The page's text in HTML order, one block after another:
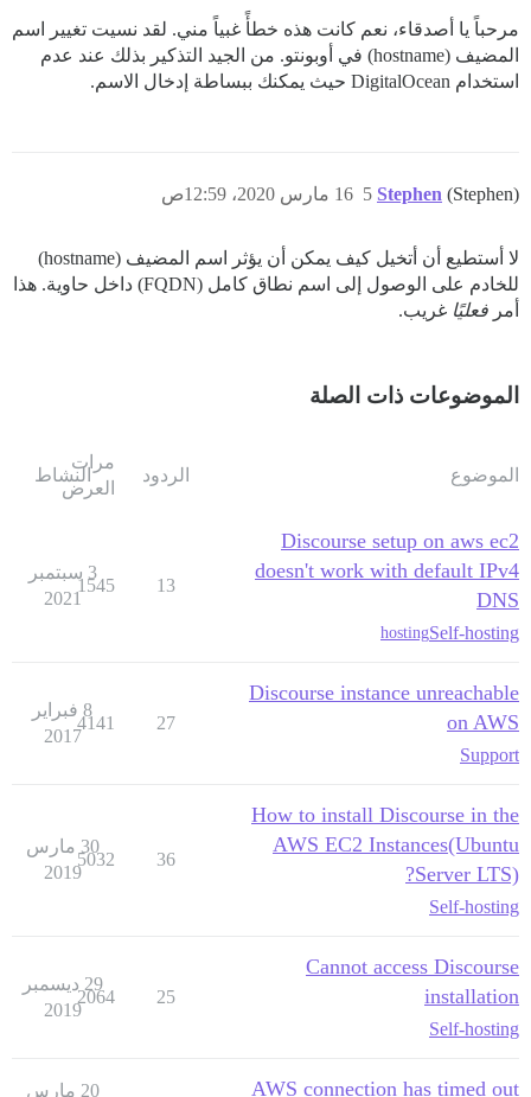
مرحباً يا أصدقاء، نعم كانت هذه خطأً غبياً مني. لقد نسيت تغيير اسم
المضيف (hostname) في أوبونتو. من الجيد التذكير بذلك عند عدم
استخدام DigitalOcean حيث يمكنك ببساطة إدخال الاسم.
Stephen (Stephen) 16 مارس 2020، 12:59ص 5
لا أستطيع أن أتخيل كيف يمكن أن يؤثر اسم المضيف (hostname)
للخادم على الوصول إلى اسم نطاق كامل (FQDN) داخل حاوية. هذا
أمر فعليًا غريب.
الموضوعات ذات الصلة
الموضوع الردود
مرات
العرض
النشاط
Discourse setup on aws ec2
doesn't work with default IPv4
DNS
Self-hosting
hosting
13
1545
3 سبتمبر
2021
Discourse instance unreachable
on AWS
Support
27
4141
8 فبراير
2017
How to install Discourse in the
AWS EC2 Instances(Ubuntu
Server LTS)?
Self-hosting
36
5032
30 مارس
2019
Cannot access Discourse
installation
Self-hosting
25
2064
29 ديسمبر
2019
AWS connection has timed out 20 مارس